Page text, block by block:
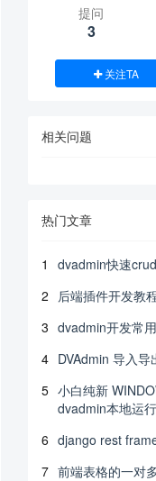
提问
3
关注TA
相关问题
热门文章
1
dvadmin快速
2
后端插件开发教
3 dvadmin开发常
4 DVAdmin 导入导
5 小白纯新
dvadmin本地运
6 django rest
7 前端表格的一对